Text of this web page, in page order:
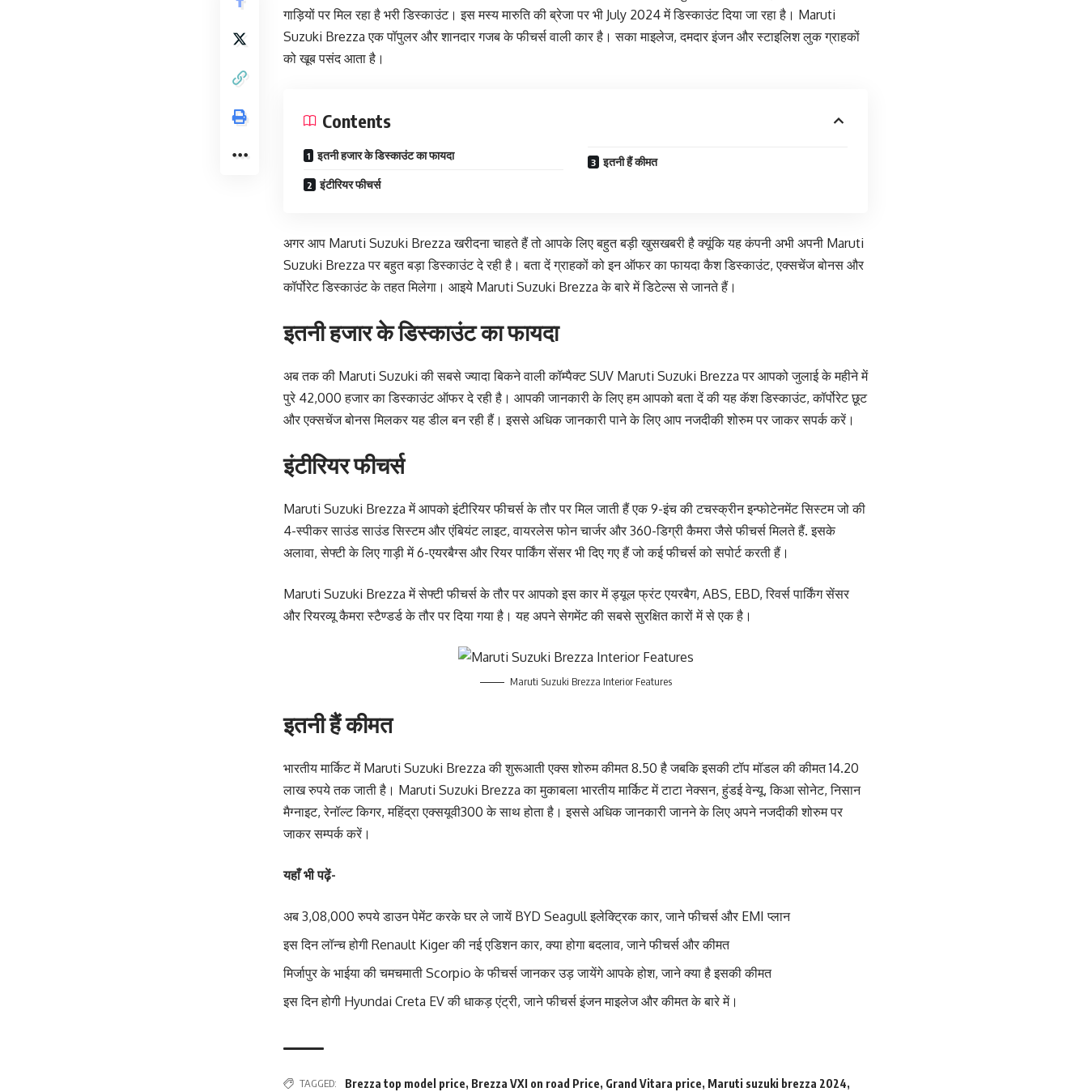
गाड़ियों पर मिल रहा है भरी डिस्काउंट। इस मस्य मारुति की ब्रेजा पर भी July 2024 में डिस्‍काउंट दिया जा रहा है। Maruti
Suzuki Brezza एक पॉपुलर और शानदार गजब के फीचर्स वाली कार है। सका माइलेज, दमदार इंजन और स्टाइलिश लुक ग्राहकों
को खूब पसंद आता है।
Contents
इतनी हजार के डिस्काउंट का फायदा
इंटीरियर फीचर्स
इतनी हैं कीमत
अगर आप Maruti Suzuki Brezza खरीदना चाहते हैं तो आपके लिए बहुत बड़ी खुसखबरी है क्यूंकि यह कंपनी अभी अपनी Maruti
Suzuki Brezza पर बहुत बड़ा डिस्काउंट दे रही है। बता दें ग्राहकों को इन ऑफर का फायदा कैश डिस्काउंट, एक्सचेंज बोनस और
कॉर्पोरेट डिस्काउंट के तहत मिलेगा। आइये Maruti Suzuki Brezza के बारे में डिटेल्स से जानते हैं।
इतनी हजार के डिस्काउंट का फायदा
अब तक की Maruti Suzuki की सबसे ज्यादा बिकने वाली कॉम्पैक्ट SUV Maruti Suzuki Brezza पर आपको जुलाई के महीने में
पुरे 42,000 हजार का डिस्काउंट ऑफर दे रही है। आपकी जानकारी के लिए हम आपको बता दें की यह कॅश डिस्काउंट, कॉर्पोरेट छूट
और एक्सचेंज बोनस मिलकर यह डील बन रही हैं। इससे अधिक जानकारी पाने के लिए आप नजदीकी शोरुम पर जाकर सपर्क करें।
इंटीरियर फीचर्स
Maruti Suzuki Brezza में आपको इंटीरियर फीचर्स के तौर पर मिल जाती हैं एक 9-इंच की टचस्क्रीन इन्फोटेनमेंट सिस्टम जो की
4-स्पीकर साउंड साउंड सिस्टम और एंबियंट लाइट, वायरलेस फोन चार्जर और 360-डिग्री कैमरा जैसे फीचर्स मिलते हैं. इसके
अलावा, सेफ्टी के लिए गाड़ी में 6-एयरबैग्स और रियर पार्किंग सेंसर भी दिए गए हैं जो कई फीचर्स को सपोर्ट करती हैं।
Maruti Suzuki Brezza में सेफ्टी फीचर्स के तौर पर आपको इस कार में ड्यूल फ्रंट एयरबैग, ABS, EBD, रिवर्स पार्किंग सेंसर
और रियरव्यू कैमरा स्टैण्डर्ड के तौर पर दिया गया है। यह अपने सेगमेंट की सबसे सुरक्षित कारों में से एक है।
Maruti Suzuki Brezza Interior Features
इतनी हैं कीमत
भारतीय मार्किट में Maruti Suzuki Brezza की शुरूआती एक्स शोरुम कीमत 8.50 है जबकि इसकी टॉप मॉडल की कीमत 14.20
लाख रुपये तक जाती है। Maruti Suzuki Brezza का मुकाबला भारतीय मार्किट में टाटा नेक्सन, हुंडई वेन्यू, किआ सोनेट, निसान
मैग्नाइट, रेनॉल्ट किगर, महिंद्रा एक्सयूवी300 के साथ होता है। इससे अधिक जानकारी जानने के लिए अपने नजदीकी शोरुम पर
जाकर सम्पर्क करें।
यहाँ भी पढ़ें-
अब 3,08,000 रुपये डाउन पेमेंट करके घर ले जायें BYD Seagull इलेक्ट्रिक कार, जाने फीचर्स और EMI प्लान
इस दिन लॉन्च होगी Renault Kiger की नई एडिशन कार, क्या होगा बदलाव, जाने फीचर्स और कीमत
मिर्जापुर के भाईया की चमचमाती Scorpio के फीचर्स जानकर उड़ जायेंगे आपके होश, जाने क्या है इसकी कीमत
इस दिन होगी Hyundai Creta EV की धाकड़ एंट्री, जाने फीचर्स इंजन माइलेज और कीमत के बारे में।
TAGGED: Brezza top model price, Brezza VXI on road Price, Grand Vitara price, Maruti suzuki brezza 2024,